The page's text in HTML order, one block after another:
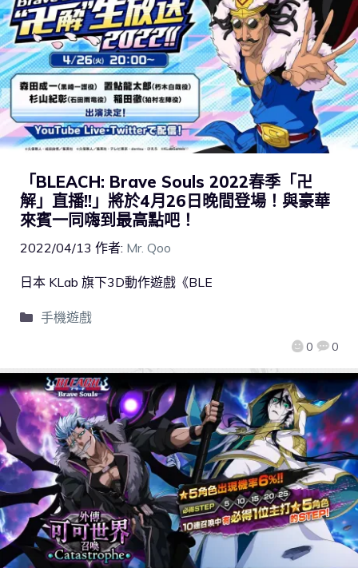
「BLEACH: Brave Souls 2022春季「卍
解」直播!!」將於4月26日晚間登場！與豪華
來賓一同嗨到最高點吧！
2022/04/13 作者: Mr. Qoo
0 0
日本 KLab 旗下3D動作遊戲《BLE
手機遊戲